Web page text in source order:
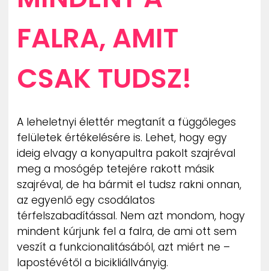
FALRA, AMIT
CSAK TUDSZ!
A leheletnyi élettér megtanít a függőleges
felületek értékelésére is. Lehet, hogy egy
ideig elvagy a konyapultra pakolt szajréval
meg a mosógép tetejére rakott másik
szajréval, de ha bármit el tudsz rakni onnan,
az egyenlő egy csodálatos
térfelszabadítással. Nem azt mondom, hogy
mindent kúrjunk fel a falra, de ami ott sem
veszít a funkcionalitásából, azt miért ne –
lapostévétől a bicikliállványig.